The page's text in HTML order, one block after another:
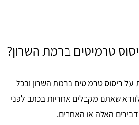
טרמיטים ברמת השרון?
על ריסוס טרמיטים ברמת השרון ובכל
שאתם מקבלים אחריות בכתב לפני
האלה או האחרים.